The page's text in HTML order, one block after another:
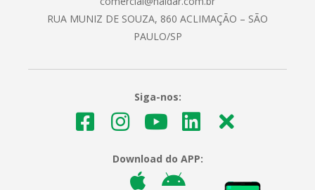
RUA MUNIZ DE SOUZA, 860 ACLIMAÇÃO – SÃO
PAULO/SP
Siga-nos:
Download do APP: